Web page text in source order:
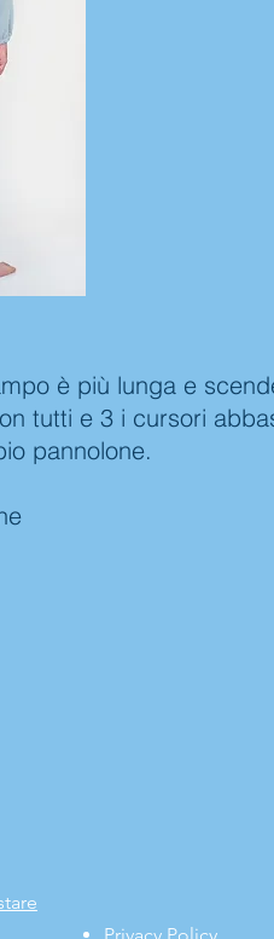
è più lunga e
tutti e 3 i cursori
pannolone.